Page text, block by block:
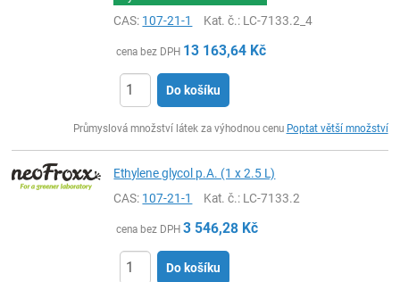
CAS: 107-21-1 Kat. č.: LC-7133.2_4
cena bez DPH 13 163,64 Kč
Do košíku
Průmyslová množství látek za výhodnou cenu Poptat větší množství
Ethylene glycol p.A. (1 x 2.5 L)
CAS: 107-21-1 Kat. č.: LC-7133.2
cena bez DPH 3 546,28 Kč
Do košíku